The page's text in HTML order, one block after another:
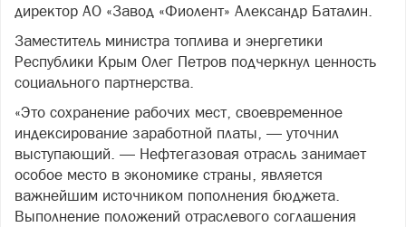
директор АО «Завод «Фиолент» Александр Баталин.
Заместитель министра топлива и энергетики
Республики Крым Олег Петров подчеркнул ценность
социального партнерства.
«Это сохранение рабочих мест, своевременное
индексирование заработной платы, — уточнил
выступающий. — Нефтегазовая отрасль занимает
особое место в экономике страны, является
важнейшим источником пополнения бюджета.
Выполнение положений отраслевого соглашения